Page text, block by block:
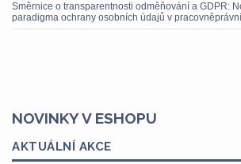
Směrnice o transparentnosti odměňování a GDPR:
paradigma ochrany osobních údajů v
NOVINKY V ESHOPU
AKTUÁLNÍ AKCE